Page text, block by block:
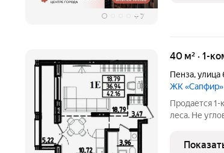
+ 7
40 м² · 1-
Пенза,улица
ЖК «Сапфир»
Продается
леса. Не
(есть